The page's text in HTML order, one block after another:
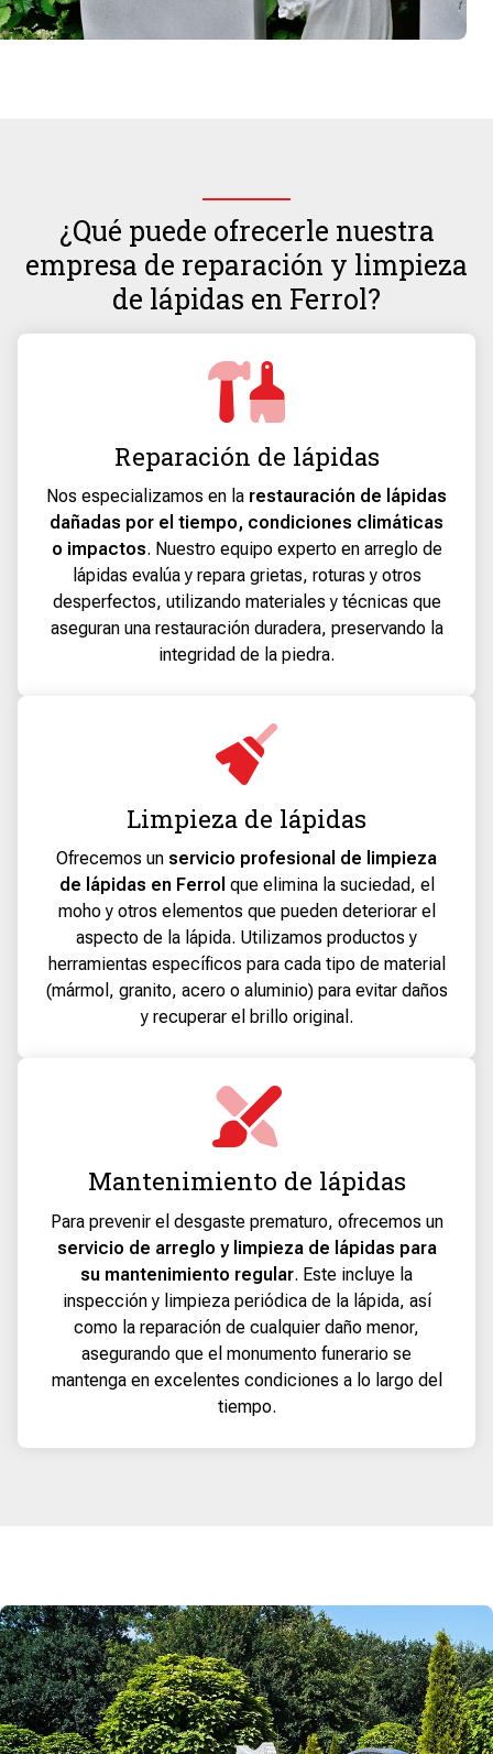
¿Qué puede ofrecerle nuestra
empresa de reparación y limpieza
de lápidas en Ferrol?
Reparación de lápidas
Nos especializamos en la restauración de lápidas
dañadas por el tiempo, condiciones climáticas
o impactos. Nuestro equipo experto en arreglo de
lápidas evalúa y repara grietas, roturas y otros
desperfectos, utilizando materiales y técnicas que
aseguran una restauración duradera, preservando la
integridad de la piedra.
Limpieza de lápidas
Ofrecemos un servicio profesional de limpieza
de lápidas en Ferrol que elimina la suciedad, el
moho y otros elementos que pueden deteriorar el
aspecto de la lápida. Utilizamos productos y
herramientas específicos para cada tipo de material
(mármol, granito, acero o aluminio) para evitar daños
y recuperar el brillo original.
Mantenimiento de lápidas
Para prevenir el desgaste prematuro, ofrecemos un
servicio de arreglo y limpieza de lápidas para
su mantenimiento regular. Este incluye la
inspección y limpieza periódica de la lápida, así
como la reparación de cualquier daño menor,
asegurando que el monumento funerario se
mantenga en excelentes condiciones a lo largo del
tiempo.